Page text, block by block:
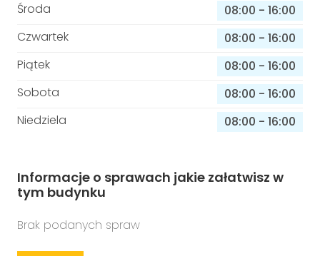
Środa
08:00 - 16:00
Czwartek
08:00 - 16:00
Piątek
08:00 - 16:00
Sobota
08:00 - 16:00
Niedziela
08:00 - 16:00
Informacje o sprawach jakie załatwisz w
tym budynku
Brak podanych spraw